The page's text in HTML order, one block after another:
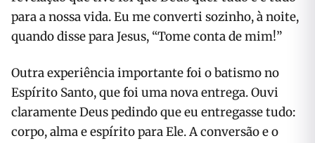
para a nossa vida. Eu me converti sozinho, à noite,
quando disse para Jesus, “Tome conta de mim!”
Outra experiência importante foi o batismo no
Espírito Santo, que foi uma nova entrega. Ouvi
claramente Deus pedindo que eu entregasse tudo:
corpo, alma e espírito para Ele. A conversão e o